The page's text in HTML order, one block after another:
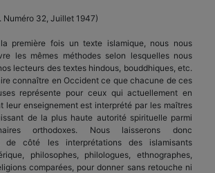
Numéro 32, Juillet 1947)
première fois un texte islamique, nous nous
les mêmes méthodes selon lesquelles nous
lecteurs des textes hindous, bouddhiques, etc.
connaître en Occident ce que chacune de ces
représente pour ceux qui actuellement en
leur enseignement est interprété par les maîtres
de la plus haute autorité spirituelle parmi
orthodoxes. Nous laisserons donc
de côté les interprétations des islamisants
philosophes, philologues, ethnographes,
comparées, pour donner sans retouche ni